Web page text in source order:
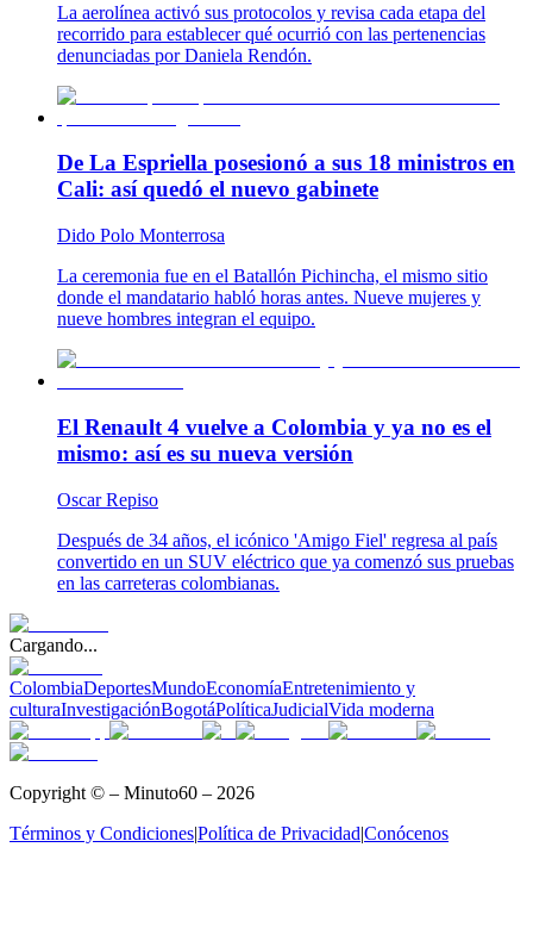
La aerolínea activó sus protocolos y revisa cada etapa del
recorrido para establecer qué ocurrió con las pertenencias
denunciadas por Daniela Rendón.
De La Espriella posesionó a sus 18 ministros en
Cali: así quedó el nuevo gabinete
Dido Polo Monterrosa
La ceremonia fue en el Batallón Pichincha, el mismo sitio
donde el mandatario habló horas antes. Nueve mujeres y
nueve hombres integran el equipo.
El Renault 4 vuelve a Colombia y ya no es el
mismo: así es su nueva versión
Oscar Repiso
Después de 34 años, el icónico 'Amigo Fiel' regresa al país
convertido en un SUV eléctrico que ya comenzó sus pruebas
en las carreteras colombianas.
Cargando...
ColombiaDeportesMundoEconomíaEntretenimiento y
culturaInvestigaciónBogotáPolíticaJudicialVida moderna
Copyright © – Minuto60 – 2026
Términos y Condiciones|Política de Privacidad|Conócenos